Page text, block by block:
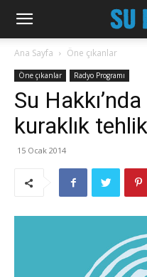
Ana Sayfa Öne çıkanlar
Öne çıkanlar Radyo Programı
Su
kuraklık
15 Ocak 2014